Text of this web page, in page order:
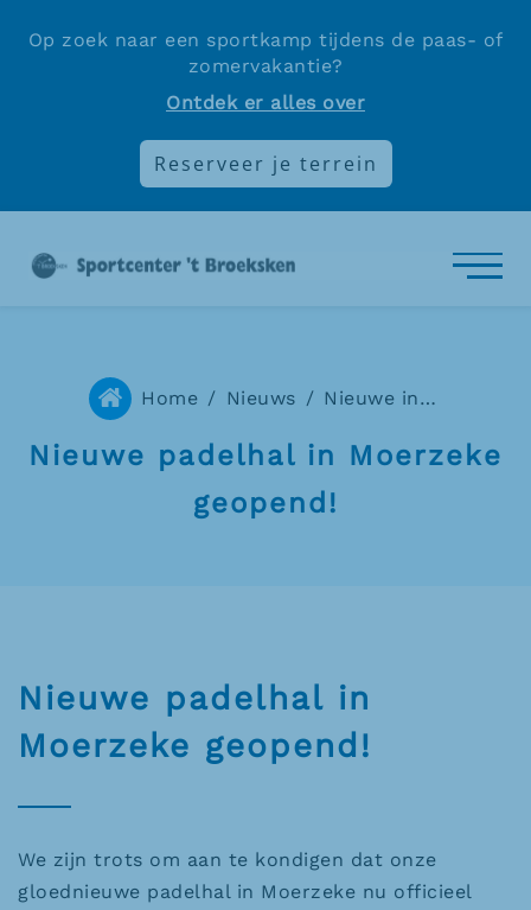
Op zoek naar een sportkamp tijdens de paas- of
zomervakantie?
Ontdek er alles over
Reserveer je terrein
Home / Nieuws / Nieuwe indoor padelhal in Moerzeke
Nieuwe padelhal in Moerzeke
geopend!
We zijn trots om aan te kondigen dat onze
gloednieuwe padelhal in Moerzeke nu officieel
Nieuwe padelhal in
Moerzeke geopend!